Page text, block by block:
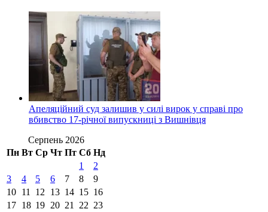
Апеляційний суд залишив у силі вирок у справі про
вбивство 17-річної випускниці з Вишнівця
Серпень 2026
Пн Вт Ср Чт Пт Сб Нд
1
2
3
4 5 6 7 8
9
10 11 12 13 14 15 16
17 18 19 20 21 22 23